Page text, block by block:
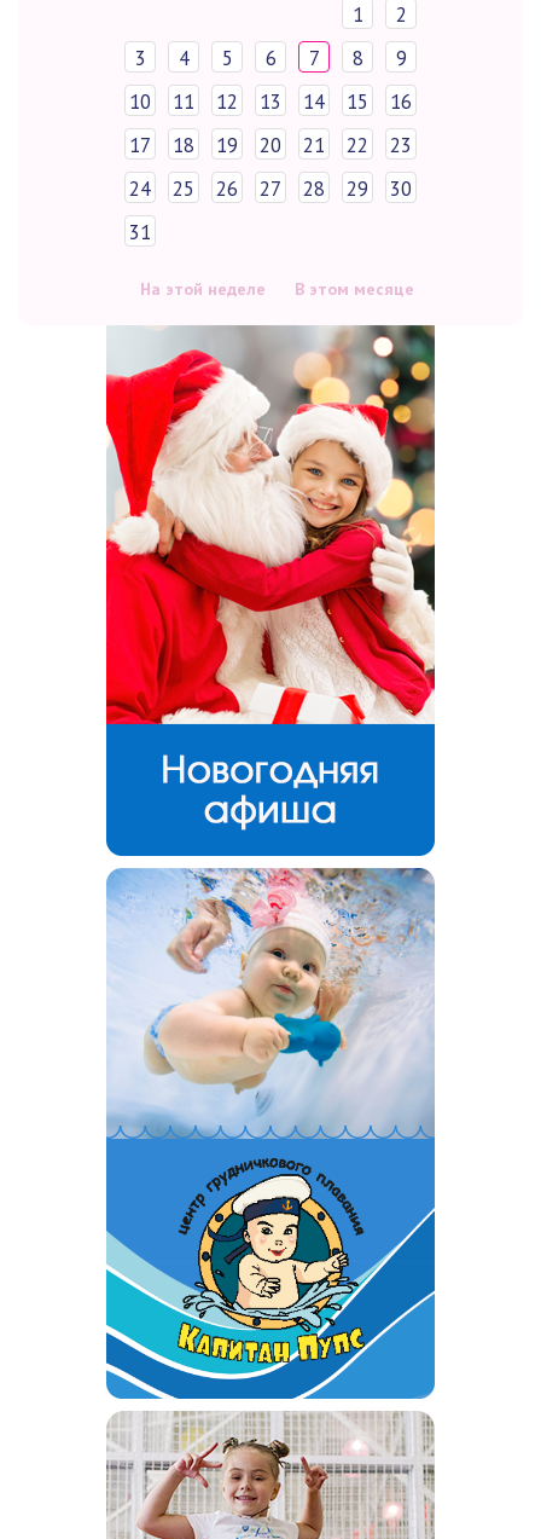
1
2
3
4 5 6 7 8
9
10
11 12 13 14 15
16
17
18 19 20 21 22
23
24
25 26 27 28 29
30
31
На этой неделе В этом месяце